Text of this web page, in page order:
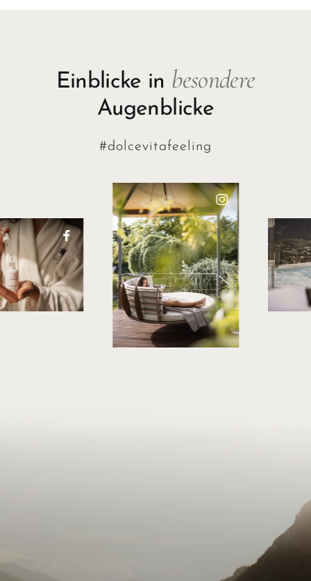
Einblicke in besondere
Augenblicke
#dolcevitafeeling